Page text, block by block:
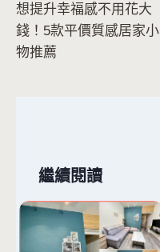
章
導
想提升幸福感不用花大
錢！5款平價質感居家小
物推薦
繼續閱讀